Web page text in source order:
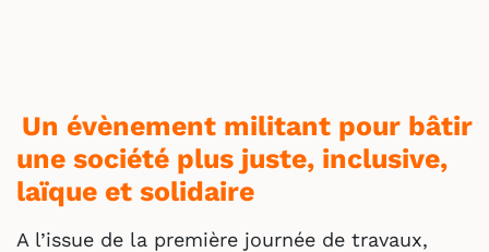
Un évènement militant pour bâtir
une société plus juste, inclusive,
laïque et solidaire
A l’issue de la première journée de travaux,